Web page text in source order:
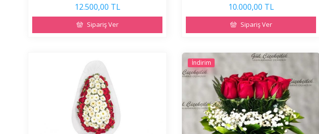
12.500,00 TL
Sipariş Ver
10.000,00 TL
Sipariş Ver
İndirim